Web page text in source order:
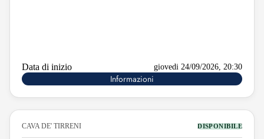
Data di inizio giovedi 24/09/2026, 20:30
Informazioni
CAVA DE' TIRRENI DISPONIBILE